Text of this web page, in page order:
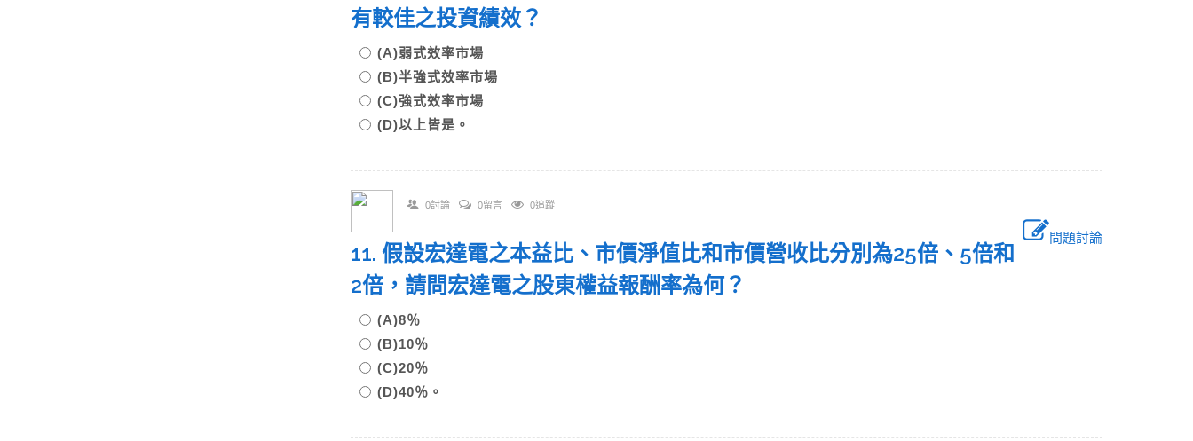
有較佳之投資績效？
(A)弱式效率市場
(B)半強式效率市場
(C)強式效率市場
(D)以上皆是。
0討論 0留言 0追蹤
問題討論
11. 假設宏達電之本益比、市價淨值比和市價營收比分別為25倍、5倍和
2倍，請問宏達電之股東權益報酬率為何？
(A)8％
(B)10％
(C)20％
(D)40％。